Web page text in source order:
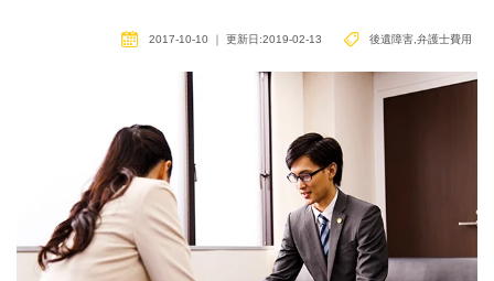
｜ 更新日:2019-02-13 後遺障害 ,弁護士費用